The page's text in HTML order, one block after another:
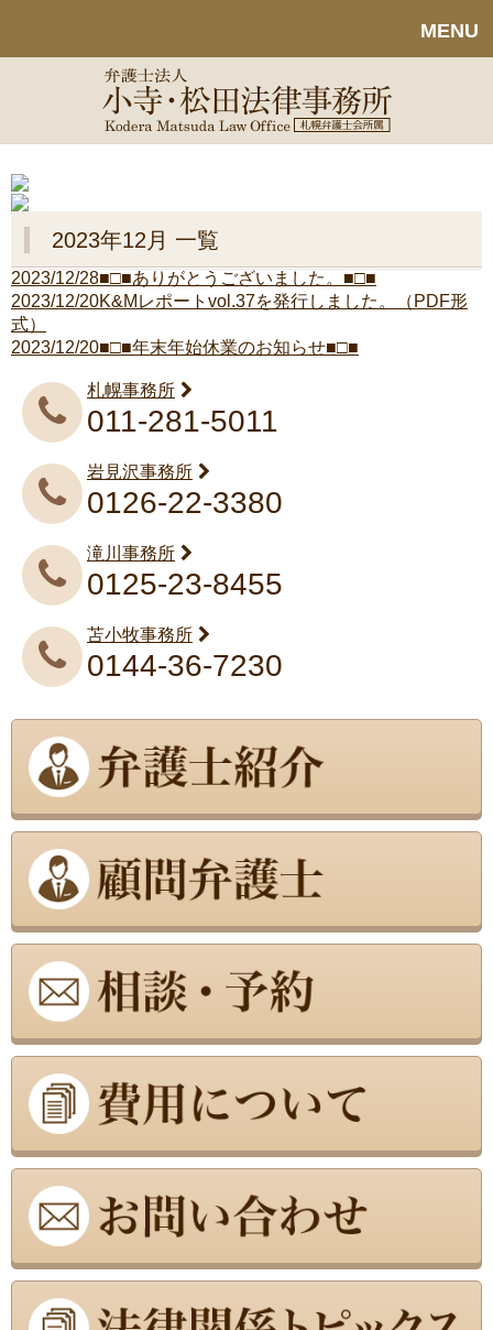
MENU
2023年12月 一覧
2023/12/28■□■ありがとうございました。■□■
2023/12/20K&Mレポートvol.37を発行しました。（PDF形
式）
2023/12/20■□■年末年始休業のお知らせ■□■
札幌事務所
011-281-5011
岩見沢事務所
0126-22-3380
滝川事務所
0125-23-8455
苫小牧事務所
0144-36-7230